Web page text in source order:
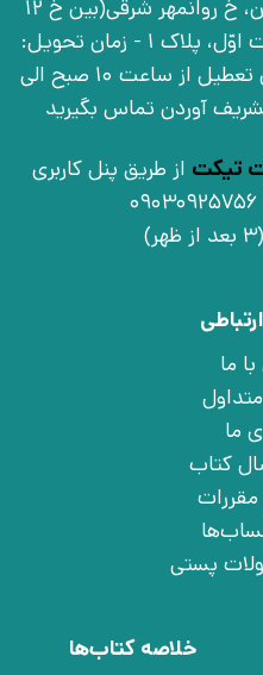
تهران، خ انقلاب، خ 12 فروردین، خ روانمهر شرقی(بین خ 12
فروردین و خ فخر رازی)، بن‌بست اوّل، پلاک 1 - زمان تحویل:
شنبه تا چهارشنبه به جز روزهای تعطیل از ساعت 10 صبح الی
تیکت از طریق پنل کاربری
ما
ما
کتاب
مقررات
پستی
خلاصه کتاب‌ها